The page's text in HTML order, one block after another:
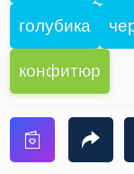
голубика
конфитюр